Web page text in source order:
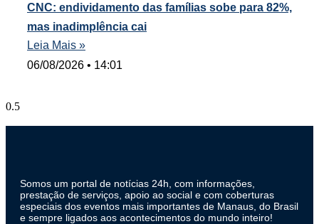
CNC: endividamento das famílias sobe para 82%,
mas inadimplência cai
Leia Mais »
06/08/2026
14:01
Somos um portal de notícias 24h, com informações,
prestação de serviços, apoio ao social e com coberturas
especiais dos eventos mais importantes de Manaus, do Brasil
e sempre ligados aos acontecimentos do mundo inteiro!